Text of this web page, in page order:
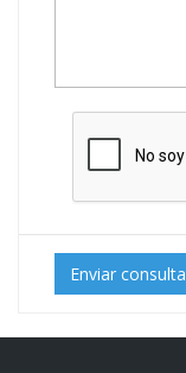
Enviar consulta